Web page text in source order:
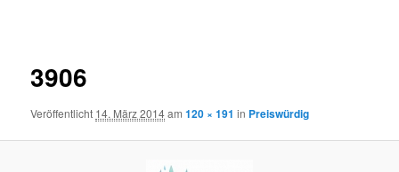
3906
Veröffentlicht 14. März 2014am120 × 191 in Preiswürdig